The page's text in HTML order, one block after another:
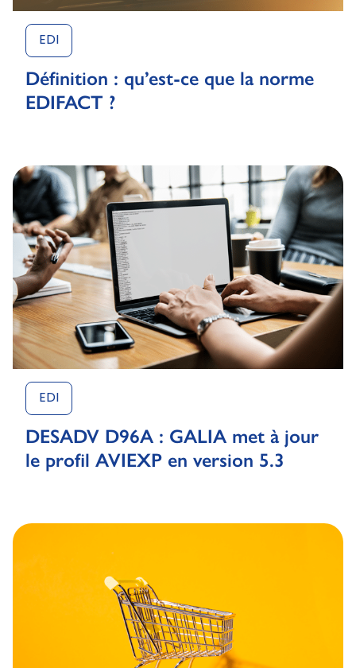
EDI
Définition : qu’est-ce que la norme
EDIFACT ?
EDI
DESADV D96A : GALIA met à jour
le profil AVIEXP en version 5.3